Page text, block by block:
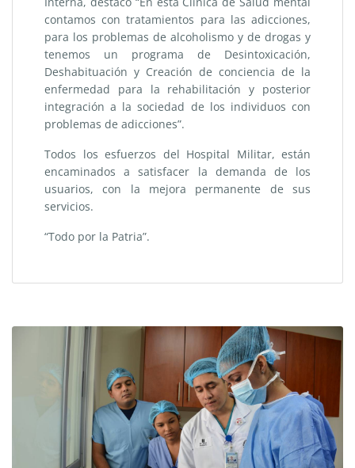
contamos con tratamientos para las adicciones,
para los problemas de alcoholismo y de drogas y
tenemos un programa de Desintoxicación,
Deshabituación y Creación de conciencia de la
enfermedad para la rehabilitación y posterior
integración a la sociedad de los individuos con
problemas de adicciones”.
Todos los esfuerzos del Hospital Militar, están
encaminados a satisfacer la demanda de los
usuarios, con la mejora permanente de sus
servicios.
“Todo por la Patria”.